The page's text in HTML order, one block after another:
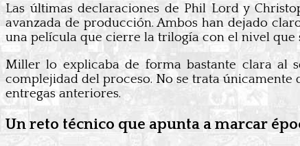
Las últimas declaraciones de Phil Lord y
avanzada de producción. Ambos han dejado
una película que cierre la trilogía con el nivel que
Miller lo explicaba de forma bastante clara al
complejidad del proceso. No se trata
entregas anteriores.
Un reto técnico que apunta a marcar